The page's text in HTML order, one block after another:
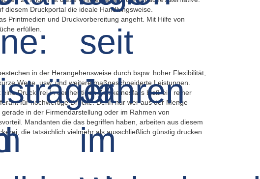
Druckportal die ideale Handlungsweise.
Printmedien und Druckvorbereitung angeht. Mit Hilfe von
erfüllen.
in der Herangehensweise durch bspw. hoher Flexibilität,
Wege, usw. und weitere maßgeschneiderte Leistungen.
Druckerei in der heutigen Zeit keinesfalls bloß ein reiner
für hochwertige Drucke. Denn nur wer aus der Menge
in der Firmendarstellung oder im Rahmen von
Mandanten die das begriffen haben, arbeiten aus diesem
die tatsächlich vielmehr als ausschließlich günstig drucken